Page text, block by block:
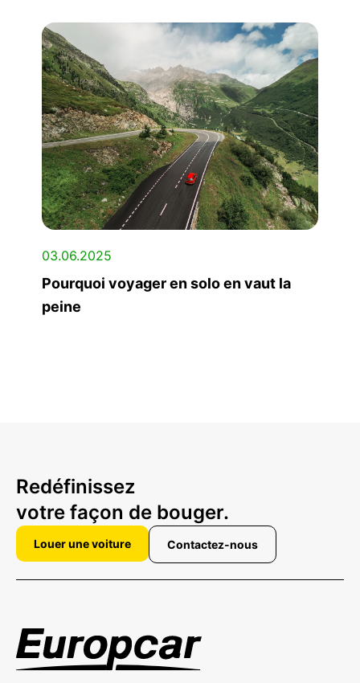
03.06.2025
Pourquoi voyager en solo en vaut la
peine
Redéfinissez
votre façon de bouger.
Louer une voiture Contactez-nous